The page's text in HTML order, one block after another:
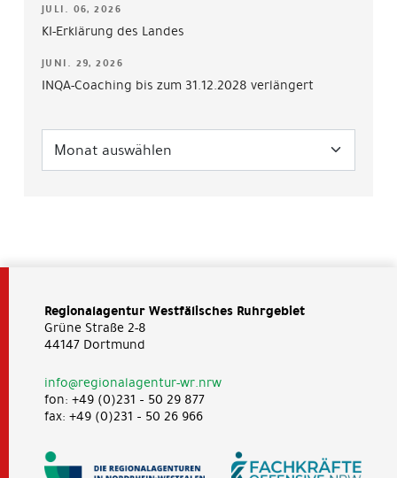
JULI. 06, 2026
KI-Erklärung des Landes
JUNI. 29, 2026
INQA-Coaching bis zum 31.12.2028 verlängert
Regionalagentur Westfälisches Ruhrgebiet
Grüne Straße 2-8
44147 Dortmund
info@regionalagentur-wr.nrw
fon: +49 (0)231 – 50 29 877
fax: +49 (0)231 – 50 26 966